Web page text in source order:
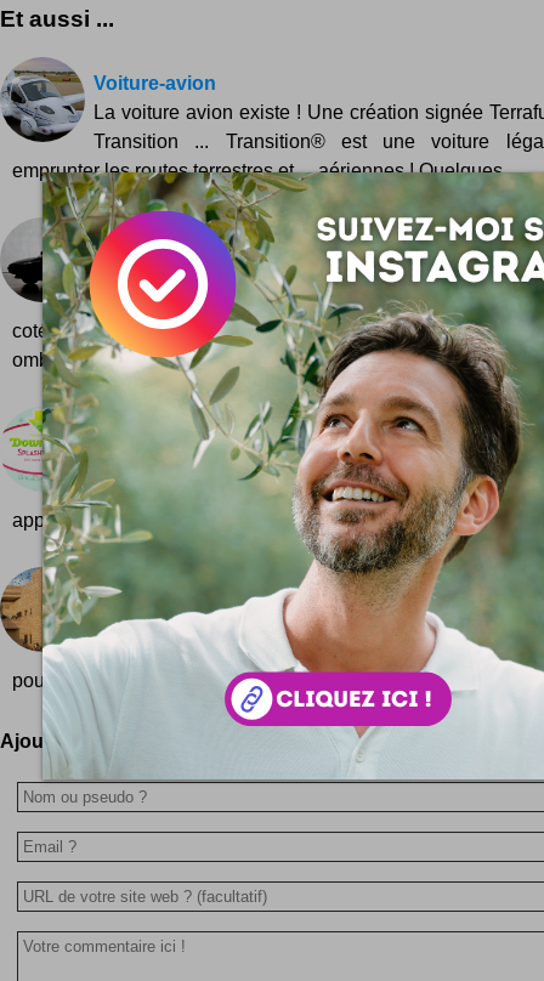
Et aussi ...
Voiture-avion
La voiture avion existe ! Une création signée
Transition ... Transition® est une voiture
emprunter les routes terrestres et ... aériennes ! Quelques...
BMW M1
La BMW M1 est une voiture mythique dont
beaucoup en ce moment car un come back est en
coté, je viens de tomber sur un très beau shooting photo de
ombres et lumières...
464 icones pour interfaces web
Plein d'icônes signées Splashy Icons. Simples et
il faut. Idéal pour des interfaces web en tous
applications comme des backoffices. Ah oui, le lien...
Palais de Saddam Hussein
Saddam Hussein avait de biens jolis palais ! Un
nous en montre quelques décors avec du marbre
poussait dans le désert ... Photos ! Un travail photo signé
Ajoutez votre avis !